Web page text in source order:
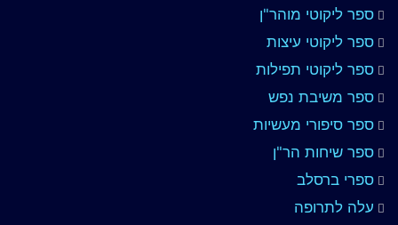
ספר ליקוטי מוהר"ן
ספר ליקוטי עיצות
ספר ליקוטי תפילות
ספר משיבת נפש
ספר סיפורי מעשיות
ספר שיחות הר"ן
ספרי ברסלב
עלה לתרופה